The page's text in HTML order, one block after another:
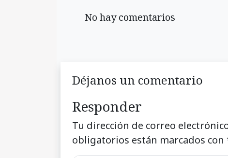
No hay comentarios
Déjanos un comentario
Responder
Tu dirección de correo
obligatorios están marcados con